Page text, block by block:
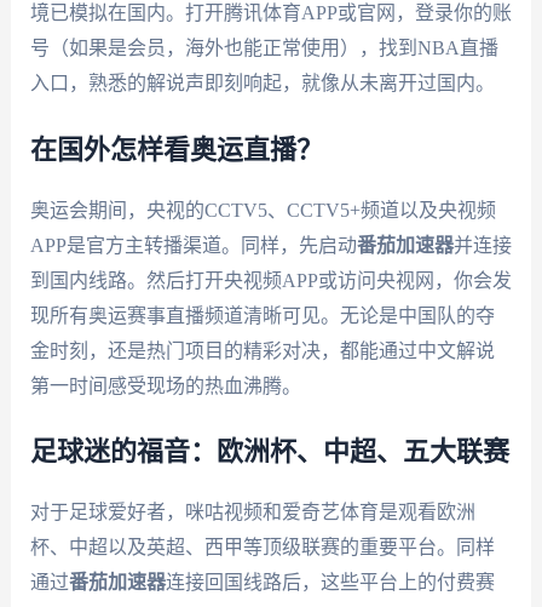
境已模拟在国内。打开腾讯体育APP或官网，登录你的账
号（如果是会员，海外也能正常使用），找到NBA直播
入口，熟悉的解说声即刻响起，就像从未离开过国内。
在国外怎样看奥运直播？
奥运会期间，央视的CCTV5、CCTV5+频道以及央视频
APP是官方主转播渠道。同样，先启动番茄加速器并连接
到国内线路。然后打开央视频APP或访问央视网，你会发
现所有奥运赛事直播频道清晰可见。无论是中国队的夺
金时刻，还是热门项目的精彩对决，都能通过中文解说
第一时间感受现场的热血沸腾。
足球迷的福音：欧洲杯、中超、五大联赛
对于足球爱好者，咪咕视频和爱奇艺体育是观看欧洲
杯、中超以及英超、西甲等顶级联赛的重要平台。同样
通过番茄加速器连接回国线路后，这些平台上的付费赛